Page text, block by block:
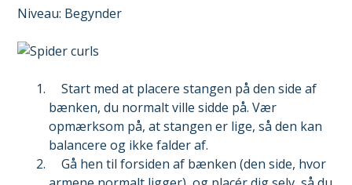
Niveau: Begynder
Start med at placere stangen på den side af
bænken, du normalt ville sidde på. Vær
opmærksom på, at stangen er lige, så den kan
balancere og ikke falder af.
Gå hen til forsiden af bænken (den side, hvor